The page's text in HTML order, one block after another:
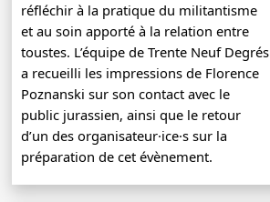
réfléchir à la pratique du militantisme
et au soin apporté à la relation entre
toustes. L’équipe de Trente Neuf Degrés
a recueilli les impressions de Florence
Poznanski sur son contact avec le
public jurassien, ainsi que le retour
d’un des organisateur·ice·s sur la
préparation de cet évènement.